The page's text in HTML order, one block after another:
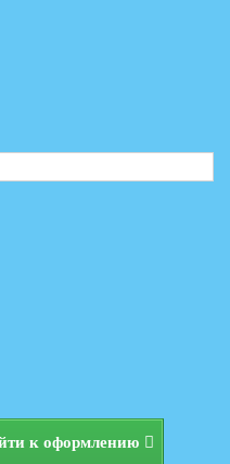
к оформлению